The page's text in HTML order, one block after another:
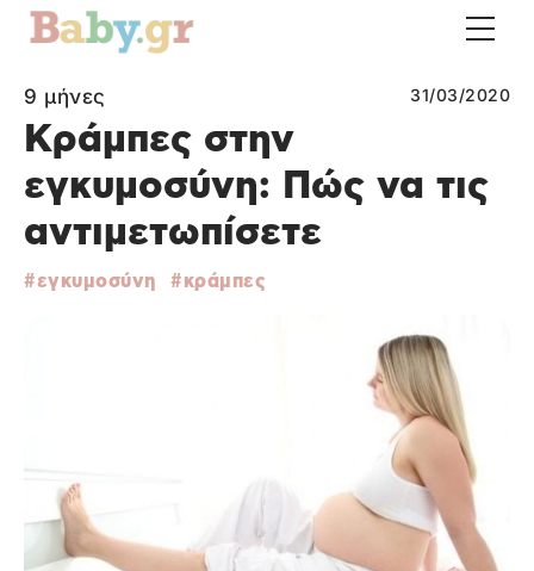
9 μήνες 31/03/2020
Κράμπες στην
εγκυμοσύνη: Πώς να τις
αντιμετωπίσετε
εγκυμοσύνη κράμπες